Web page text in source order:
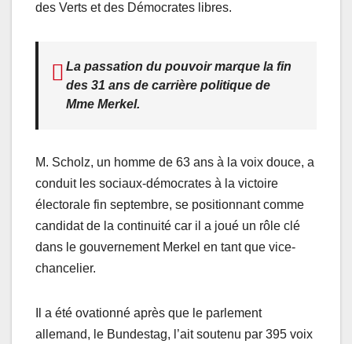
des Verts et des Démocrates libres.
La passation du pouvoir marque la fin
des 31 ans de carrière politique de
Mme Merkel.
M. Scholz, un homme de 63 ans à la voix douce, a
conduit les sociaux-démocrates à la victoire
électorale fin septembre, se positionnant comme
candidat de la continuité car il a joué un rôle clé
dans le gouvernement Merkel en tant que vice-
chancelier.
Il a été ovationné après que le parlement
allemand, le Bundestag, l’ait soutenu par 395 voix